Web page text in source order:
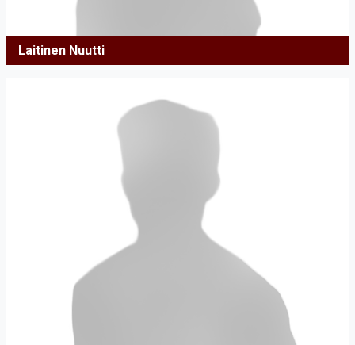
Laitinen Nuutti